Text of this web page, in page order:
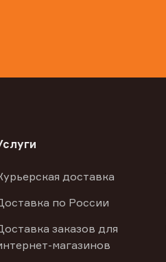
доставка
по России
заказов для
магазинов